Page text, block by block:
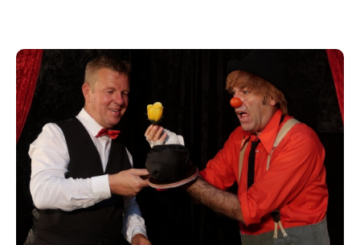
petits et grands dans l'univers du cabaret et du
cirque. Magie visuelle, intermèdes burlesques,
grandes illusions et interactivité avec le public sont
les ingrédients de ce spectacle !
Le duo FRED LE MAGICIEN et PIERO LE CLOWN,
mêle l'univers de la magie et de la prestidigitation à
celui de l'humour et du burlesque. Le Magicien et le
Clown, personnages archétypaux du cirque,
présentent une série de numéros souvent théâtralisés